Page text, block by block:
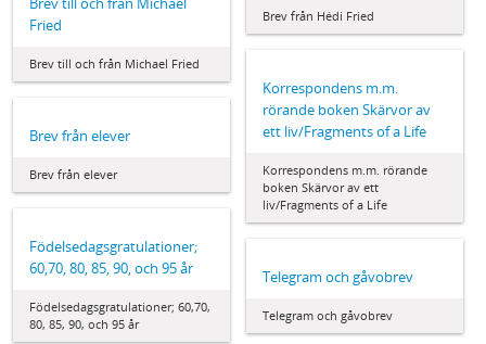
Brev från Hédi Fried
Fried
Brev till och från Michael Fried
Korrespondens m.m.
rörande boken Skärvor av
ett liv/Fragments of a Life
Korrespondens m.m. rörande
boken Skärvor av ett
liv/Fragments of a Life
Brev från elever
Brev från elever
Födelsedagsgratulationer;
60,70, 80, 85, 90, och 95 år
Födelsedagsgratulationer; 60,70,
80, 85, 90, och 95 år
Telegram och gåvobrev
Telegram och gåvobrev